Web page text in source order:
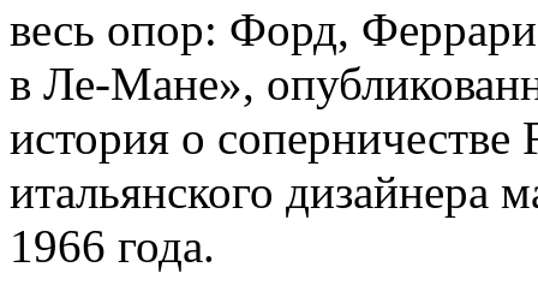
весь опор: Форд, Феррари
в Ле-Мане»,
история о
итальянского
1966 года.